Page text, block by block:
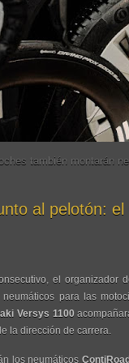
también montarán
al pelotón:
el organizador
para las
Versys 1100
la dirección de carrera.
los neumáticos